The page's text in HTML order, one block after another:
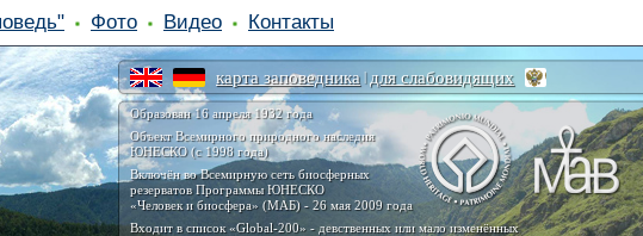
карта заповедника | для слабовидящих
Образован 16 апреля 1932 года
Объект Всемирного природного наследия
ЮНЕСКО (с 1998 года)
Включён во Всемирную сеть биосферных
резерватов Программы ЮНЕСКО
«Человек и биосфера» (МАБ) - 26 мая 2009 года
Входит в список «Global-200» - девственных или мало изменённых
Фото Видео Контакты